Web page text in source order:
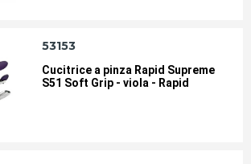
53153
Cucitrice a pinza Rapid Supreme
S51 Soft Grip - viola - Rapid